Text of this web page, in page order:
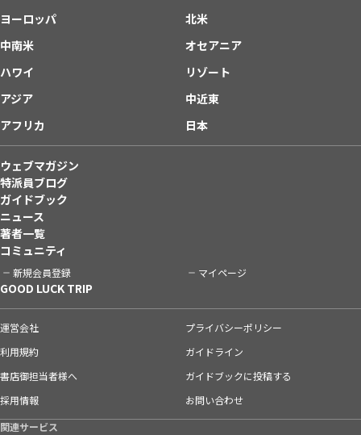
ヨーロッパ
北米
中南米
オセアニア
ハワイ
リゾート
アジア
中近東
アフリカ
日本
ウェブマガジン
特派員ブログ
ガイドブック
ニュース
著者一覧
コミュニティ
新規会員登録 マイページ
GOOD LUCK TRIP
運営会社
プライバシーポリシー
利用規約
ガイドライン
書店御担当者様へ
ガイドブックに投稿する
採用情報
お問い合わせ
関連サービス